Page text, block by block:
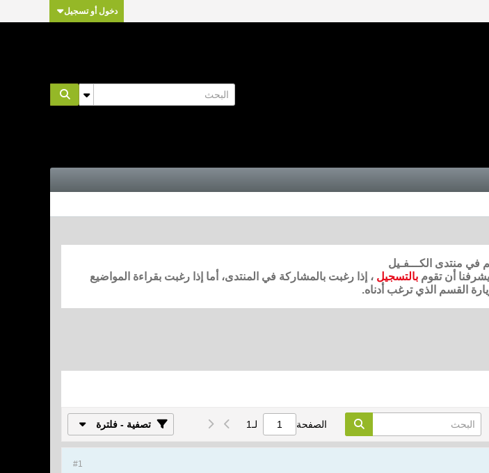
دخول أو تسجيل
في منتدى الكـــفـيل
أن تقوم بالتسجيل ، إذا رغبت بالمشاركة في المنتدى، أما إذا رغبت بقراءة المواضيع
القسم الذي ترغب أدناه.
الصفحة لـ1 تصفية - فلترة
#1